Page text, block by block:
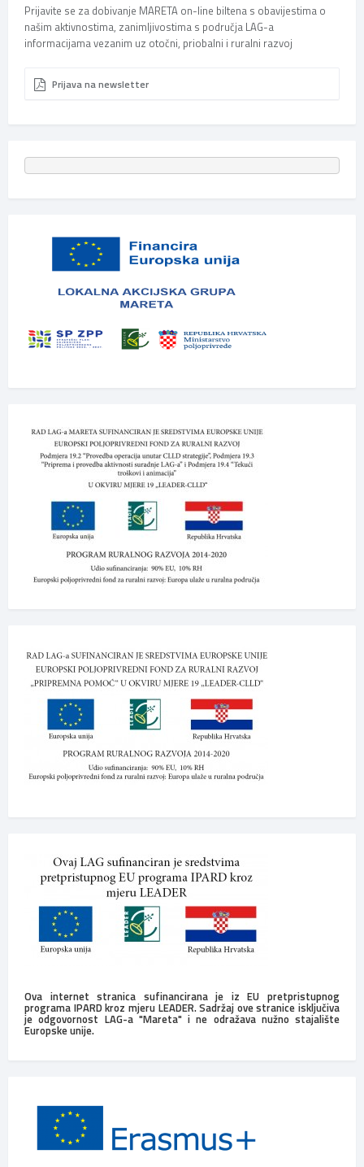
Prijavite se za dobivanje MARETA on-line biltena s obavijestima o
našim aktivnostima, zanimljivostima s područja LAG-a
informacijama vezanim uz otočni, priobalni i ruralni razvoj
Prijava na newsletter
Ova internet stranica sufinancirana je iz EU pretpristupnog
programa IPARD kroz mjeru LEADER. Sadržaj ove stranice isključiva
je odgovornost LAG-a "Mareta" i ne odražava nužno stajalište
Europske unije.